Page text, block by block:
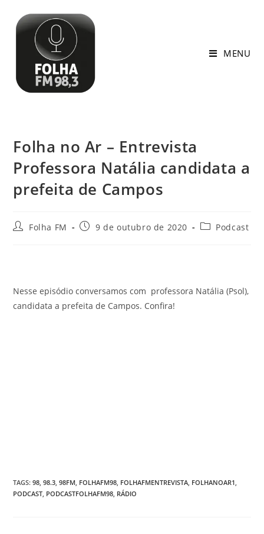
MENU
Folha no Ar – Entrevista
Professora Natália candidata a
prefeita de Campos
Folha FM 9 de outubro de 2020 Podcast
Nesse episódio conversamos com professora Natália (Psol),
candidata a prefeita de Campos. Confira!
TAGS:98 98.3 98FM FOLHAFM98 FOLHAFMENTREVISTA FOLHANOAR1
PODCAST PODCASTFOLHAFM98 RÁDIO